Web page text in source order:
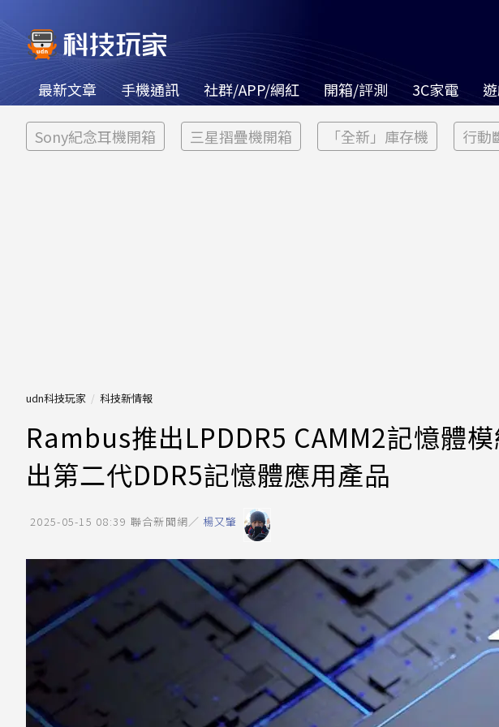
最新文章 手機通訊 社群/APP/網紅 開箱/評測 3C家電
Sony紀念耳機開箱 三星摺疊機開箱 「全新」庫存機 行動
udn科技玩家 科技新情報
Rambus推出LPDDR5 CAMM2記憶體
出第二代DDR5記憶體應用產品
2025-05-15 08:39 聯合新聞網／ 楊又肇